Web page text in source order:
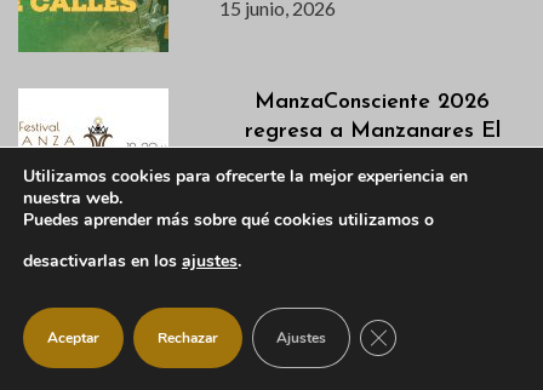
15 junio, 2026
ManzaConsciente 2026
regresa a Manzanares El
al bienestar y el crecimiento
personal
15 junio, 2026
Se convoca una reunión
informativa para los
Utilizamos cookies para ofrecerte la mejor experiencia en
nuestra web.
Puedes aprender más sobre qué cookies utilizamos o
desactivarlas en los ajustes.
Aceptar Rechazar Ajustes CERRAR EL